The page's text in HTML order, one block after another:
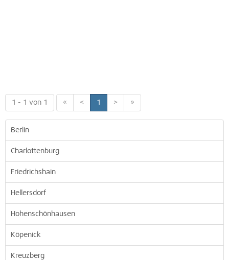
1 - 1 von 1 « < 1 > »
Berlin
Charlottenburg
Friedrichshain
Hellersdorf
Hohenschönhausen
Köpenick
Kreuzberg